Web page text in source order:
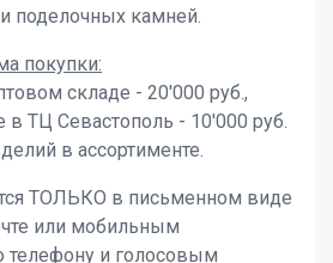
поделочных камней.
покупки:
складе - 20'000 руб.,
в ТЦ Севастополь - 10'000 руб.
в ассортименте.
ТОЛЬКО в письменном виде
или мобильным
и голосовым